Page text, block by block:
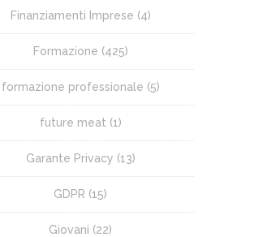
Finanziamenti Imprese (4)
Formazione (425)
formazione professionale (5)
future meat (1)
Garante Privacy (13)
GDPR (15)
Giovani (22)